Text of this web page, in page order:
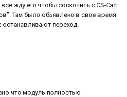
жду его чтобы соскочить с CS-Cart
Там было обьявлено в свое время
переход.
что модуль полностью